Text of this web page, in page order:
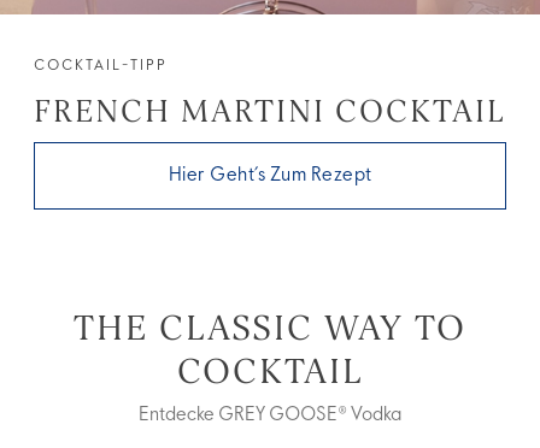
COCKTAIL-TIPP
FRENCH MARTINI COCKTAIL
Hier Geht’s Zum Rezept
THE CLASSIC WAY TO
COCKTAIL
Entdecke GREY GOOSE® Vodka